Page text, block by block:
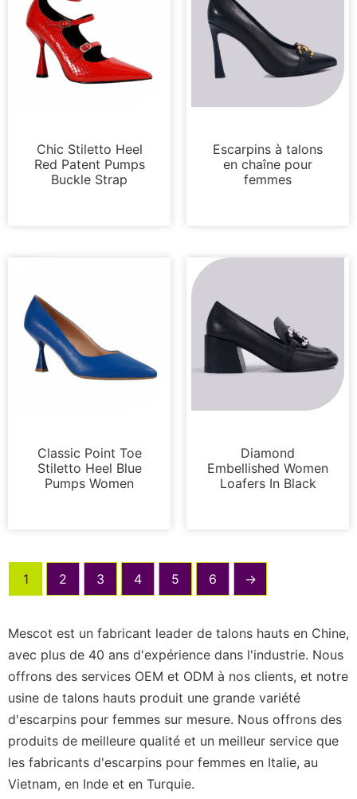
Chic Stiletto Heel
Red Patent Pumps
Buckle Strap
Escarpins à talons
en chaîne pour
femmes
Classic Point Toe
Stiletto Heel Blue
Pumps Women
Diamond
Embellished Women
Loafers In Black
1 2 3 4 5 6 →
Mescot est un fabricant leader de talons hauts en Chine,
avec plus de 40 ans d'expérience dans l'industrie. Nous
offrons des services OEM et ODM à nos clients, et notre
usine de talons hauts produit une grande variété
d'escarpins pour femmes sur mesure. Nous offrons des
produits de meilleure qualité et un meilleur service que
les fabricants d'escarpins pour femmes en Italie, au
Vietnam, en Inde et en Turquie.